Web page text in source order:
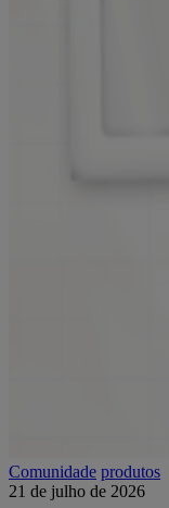
Comunidade produtos
21 de julho de 2026